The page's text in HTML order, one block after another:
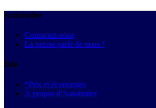
Autobutler
Contactez-nous
La presse parle de nous !
Info
*Prix et économies
À propos d'Autobutler